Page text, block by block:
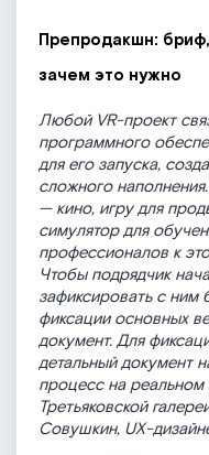
Препродакшн:
зачем это нужно
Любой VR-проект
программного
для его запуска,
сложного
— кино, игру для
симулятор для
профессионалов к
Чтобы подрядчик
зафиксировать с ним
фиксации основных
документ. Для
детальный документ
процесс на реальном
Третьяковской
Совушкин, UX-